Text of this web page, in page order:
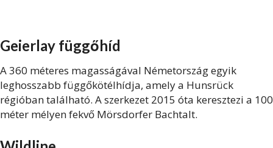
Geierlay függőhíd
A 360 méteres magasságával Németország egyik
leghosszabb függőkötélhídja, amely a Hunsrück
régióban található. A szerkezet 2015 óta keresztezi a 100
méter mélyen fekvő Mörsdorfer Bachtalt.